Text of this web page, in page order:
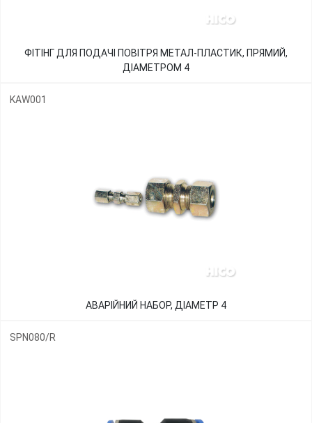
ФІТІНГ ДЛЯ ПОДАЧІ ПОВІТРЯ МЕТАЛ-ПЛАСТИК, ПРЯМИЙ,
ДІАМЕТРОМ 4
KAW001
АВАРІЙНИЙ НАБОР, ДІАМЕТР 4
SPN080/R